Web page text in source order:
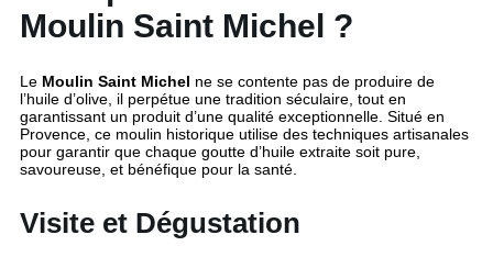
Moulin Saint Michel ?
Le Moulin Saint Michel ne se contente pas de produire de
l’huile d’olive, il perpétue une tradition séculaire, tout en
garantissant un produit d’une qualité exceptionnelle. Situé en
Provence, ce moulin historique utilise des techniques artisanales
pour garantir que chaque goutte d’huile extraite soit pure,
savoureuse, et bénéfique pour la santé.
Visite et Dégustation